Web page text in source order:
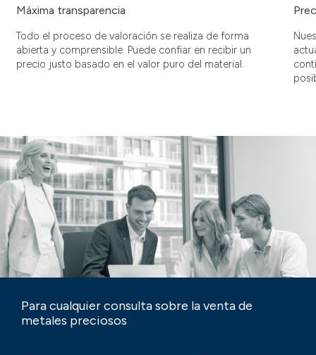
Máxima transparencia
Todo el proceso de valoración se realiza de forma
abierta y comprensible. Puede confiar en recibir un
precio justo basado en el valor puro del material.
Para cualquier consulta sobre la venta de
metales preciosos